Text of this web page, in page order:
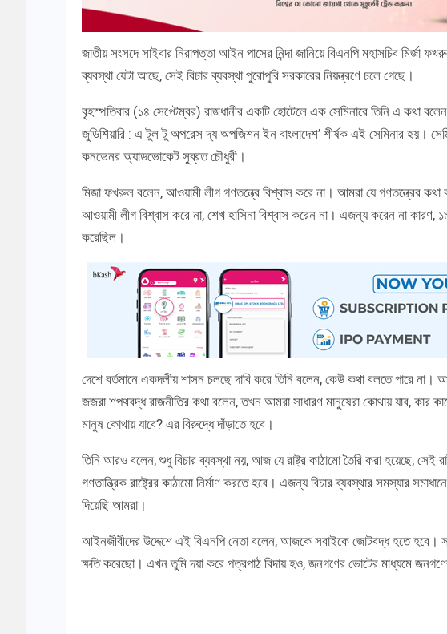
জাতীয় সংসদে সাইবার নিরাপত্তা আইন পাসের নিন্দা জানিয়ে বিএনপি মহাসচিব
ব্যবস্থা যেটা আছে, সেই বিচার ব্যবস্থা পুরোপুরি সরকারের নিয়ন্ত্রণে চলে গেছে।
বৃহস্পতিবার (১৪ সেপ্টেম্বর) রাজধানীর একটি হোটেলে এক সেমিনারে তিনি এ কথা
জুডিশিয়ারি : এ টুল টু অপরেস দ্য অপজিশন ইন বাংলাদেশ’ শীর্ষক এই সেমিনার হয়।
কনভেনর অ্যাডভোকেট সুব্রত চৌধুরী।
মিজা ফখরুল বলেন, আওয়ামী লীগ গণতন্ত্রে বিশ্বাস করে না। আমরা যে গণতন্ত্রের কথা
আওয়ামী লীগ বিশ্বাস করে না, শেখ হাসিনা বিশ্বাস করেন না। এজন্য করেন না কারণ,
করেছিল।
দেশে বর্তমানে একদলীয় শাসন চলছে দাবি করে তিনি বলেন, কেউ কথা বলতে পারে না।
জজরা শপথবদ্ধ রাজনীতির কথা বলেন, তখন আমরা সাধারণ মানুষেরা কোথায় যাব, কার
মানুষ কোথায় যাবে? এর বিরুদ্ধে দাঁড়াতে হবে।
তিনি আরও বলেন, শুধু বিচার ব্যবস্থা নয়, আজ যে রাষ্ট্র কাঠামো তৈরি করা হয়েছে, সেই
গণতান্ত্রিক রাষ্ট্রের কাঠামো নির্মাণ করতে হবে। এজন্য বিচার ব্যবস্থার সমস্যার
দিয়েছি আমরা।
আইনজীবীদের উদ্দেশে এই বিএনপি নেতা বলেন, আজকে সবাইকে জোটবদ্ধ হতে হবে।
ক্ষতি করেছো। এখন তুমি দয়া করে পত্রপাঠ বিদায় হও, জনগণের ভোটের মাধ্যমে